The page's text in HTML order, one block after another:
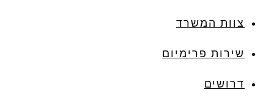
צוות המשרד
שירות פרימיום
דרושים